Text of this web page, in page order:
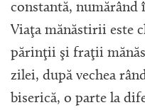
constantă, numărând
Viaţa mănăstirii este
părinţii şi fraţii
zilei, după vechea
biserică, o parte la